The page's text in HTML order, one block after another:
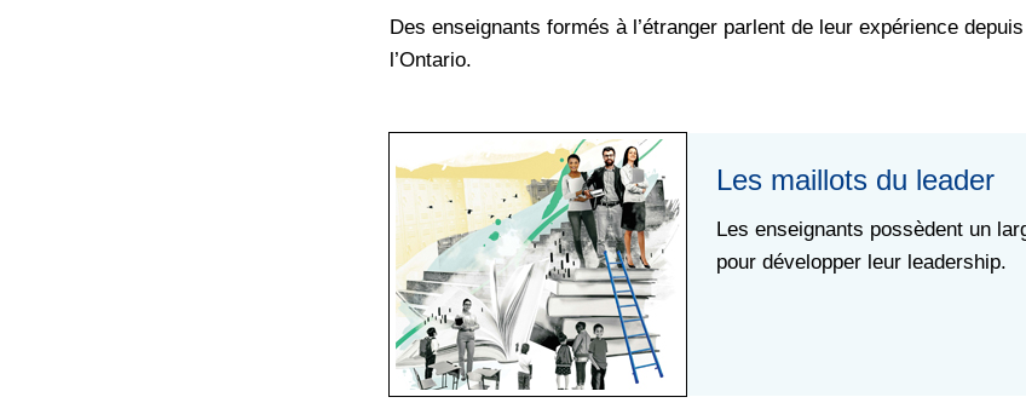
Des enseignants formés à l’étranger parlent de leur expérience
l’Ontario.
Les maillots du leader
Les enseignants possèdent un
pour développer leur leadership.